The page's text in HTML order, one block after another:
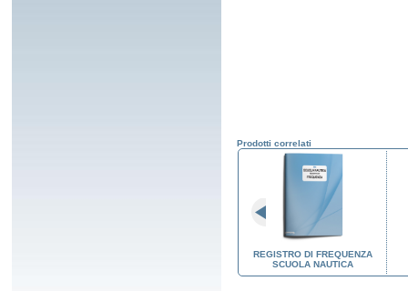
Prodotti correlati
REGISTRO DI FREQUENZA
SCUOLA NAUTICA